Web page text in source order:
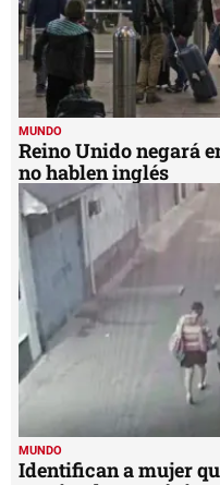
MUNDO
Reino Unido negará
no hablen inglés
MUNDO
Identifican a mujer